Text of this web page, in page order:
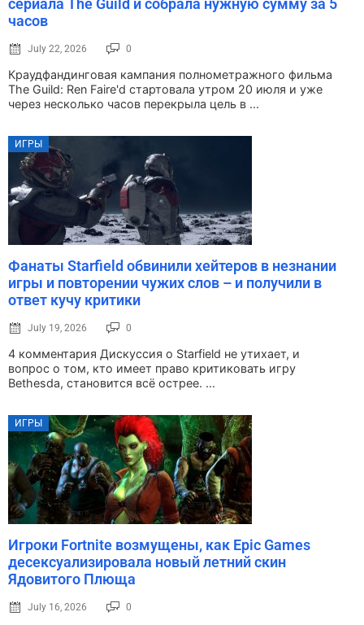
сериала The Guild и собрала нужную сумму за 5
часов
July 22, 2026 0
Краудфандинговая кампания полнометражного фильма
The Guild: Ren Faire'd стартовала утром 20 июля и уже
через несколько часов перекрыла цель в ...
ИГРЫ
Фанаты Starfield обвинили хейтеров в незнании
игры и повторении чужих слов – и получили в
ответ кучу критики
July 19, 2026 0
4 комментария Дискуссия о Starfield не утихает, и
вопрос о том, кто имеет право критиковать игру
Bethesda, становится всё острее. ...
ИГРЫ
Игроки Fortnite возмущены, как Epic Games
десексуализировала новый летний скин
Ядовитого Плюща
July 16, 2026 0